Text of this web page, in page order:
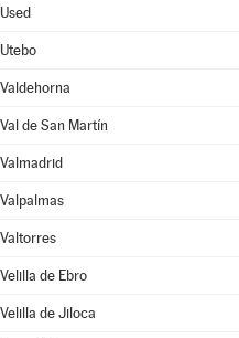
Used
Utebo
Valdehorna
Val de San Martín
Valmadrid
Valpalmas
Valtorres
Velilla de Ebro
Velilla de Jiloca